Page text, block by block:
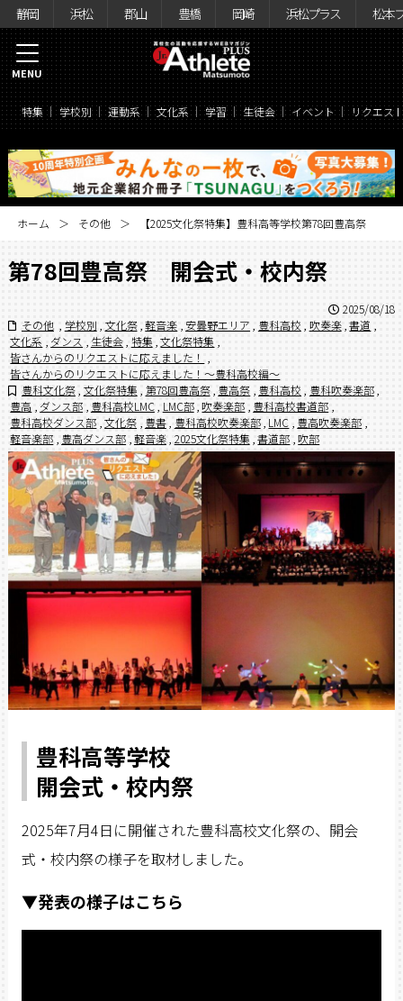
静岡 浜松 郡山 豊橋 岡崎 浜松プラス 松本
特集 学校別 運動系 文化系 学習 生徒会 イベント リクエス
MENU
ホーム その他 【2025文化祭特集】豊科高等学校第78回豊高祭
第78回豊高祭 開会式・校内祭
2025/08/18
その他 , 学校別 文化祭 ,軽音楽 安曇野エリア , 豊科高校 , 吹奏楽 書道 ,
文化系
ダンス 生徒会 特集 文化祭特集
皆さんからのリクエストに応えました！
皆さんからのリクエストに応えました！〜豊科高校編〜
豊科文化祭 , 文化祭特集 , 第78回豊高祭 豊高祭 , 豊科高校 , 豊科吹奏楽部
豊高
ダンス部 豊科高校LMC LMC部 吹奏楽部 豊科高校書道部
豊科高校ダンス部 文化祭 豊書 豊科高校吹奏楽部 LMC 豊高吹奏楽部
軽音楽部 豊高ダンス部 軽音楽 2025文化祭特集 , 書道部 吹部
豊科高等学校
開会式・校内祭
2025年7月4日に開催された豊科高校文化祭の、開会
式・校内祭の様子を取材しました。
▼発表の様子はこちら